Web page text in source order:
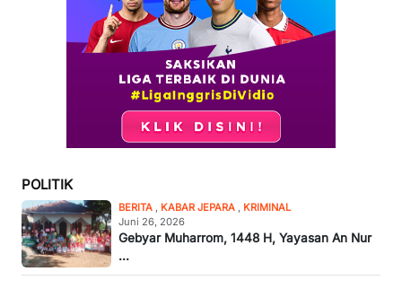
POLITIK
BERITA KABAR JEPARA
KRIMINAL
Juni 26, 2026
Gebyar Muharrom, 1448 H, Yayasan An Nur
...